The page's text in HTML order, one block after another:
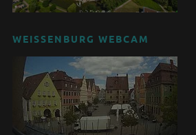
WEISSENBURG WEBCAM